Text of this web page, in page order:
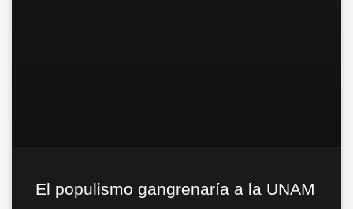
El populismo gangrenaría a la UNAM